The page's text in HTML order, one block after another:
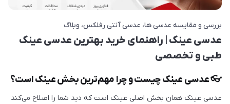
بررسی و مقایسه عدسی ها عدسی آنتی رفلکس وبلاگ
عدسی عینک | راهنمای خرید بهترین عدسی عینک
طبی و تخصصی
👓 عدسی عینک چیست و چرا مهم‌ترین بخش عینک است؟
عدسی عینک همان بخش اصلی عینک است که دید شما را اصلاح می‌کند